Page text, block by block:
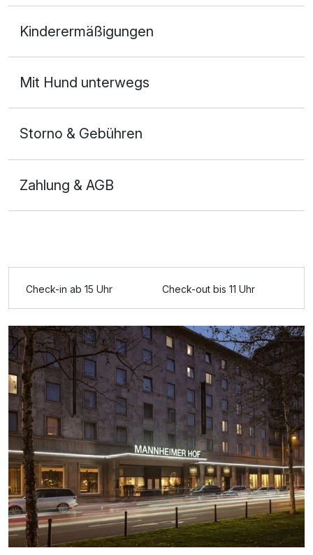
2 Erwachsene
Für 3 Tage 164,00 €
Kinderermäßigungen
Mit Hund unterwegs
Storno & Gebühren
Zahlung & AGB
Check-in ab 15 Uhr Check-out bis 11 Uhr